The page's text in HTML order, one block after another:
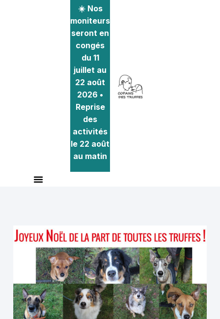
☀️ Nos
moniteurs
seront en
congés
du 11
juillet au
22 août
2026 •
Reprise
des
activités
le 22 août
au matin